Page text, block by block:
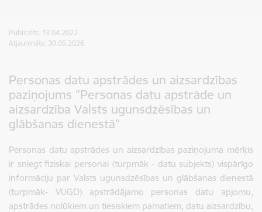
Publicēts: 13.04.2022.
Atjaunināts: 30.05.2026.
Personas datu apstrādes un aizsardzības
paziņojums "Personas datu apstrāde un
aizsardzība Valsts ugunsdzēsības un
glābšanas dienestā"
Personas datu apstrādes un aizsardzības paziņojuma mērķis
ir sniegt fiziskai personai (turpmāk - datu subjekts) vispārīgo
informāciju par Valsts ugunsdzēsības un glābšanas dienestā
(turpmāk- VUGD) apstrādājamo personas datu apjomu,
apstrādes nolūkiem un tiesiskiem pamatiem, datu aizsardzību,